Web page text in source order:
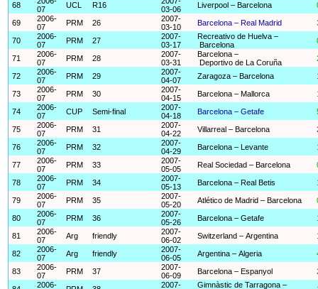
68
07
UCL R16
03-06
Liverpool – Barcelona
69
2006-
07
PRM 26
2007-
03-10
Barcelona – Real Madrid
70
2006-
07
PRM 27
2007-
03-17
Recreativo de Huelva –
Barcelona
71
2006-
07
PRM 28
2007-
03-31
Barcelona –
Deportivo de La Coruña
72
2006-
07
PRM 29
2007-
04-07
Zaragoza – Barcelona
73
2006-
07
PRM 30
2007-
04-15
Barcelona – Mallorca
74
2006-
07
CUP Semi-final
2007-
04-18
Barcelona – Getafe
75
2006-
07
PRM 31
2007-
04-22
Villarreal – Barcelona
76
2006-
07
PRM 32
2007-
04-29
Barcelona – Levante
77
2006-
07
PRM 33
2007-
05-05
Real Sociedad – Barcelona
78
2006-
07
PRM 34
2007-
05-13
Barcelona – Real Betis
79
2006-
07
PRM 35
2007-
05-20
Atlético de Madrid – Barcelona
80
2006-
07
PRM 36
2007-
05-26
Barcelona – Getafe
81
2006-
07
Arg friendly
2007-
06-02
Switzerland – Argentina
82
2006-
07
Arg friendly
2007-
06-05
Argentina – Algeria
83
2006-
07
PRM 37
2007-
06-09
Barcelona – Espanyol
2006-
2007-
Gimnàstic de Tarragona –